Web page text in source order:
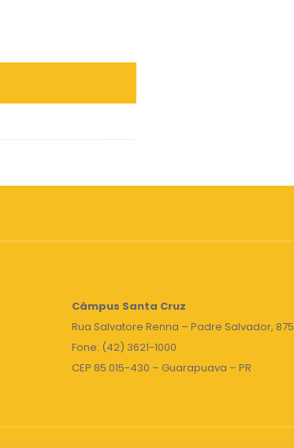
Câmpus Santa Cruz
Rua Salvatore Renna – Padre Salvador, 875
Fone: (42) 3621-1000
CEP 85.015-430 – Guarapuava – PR